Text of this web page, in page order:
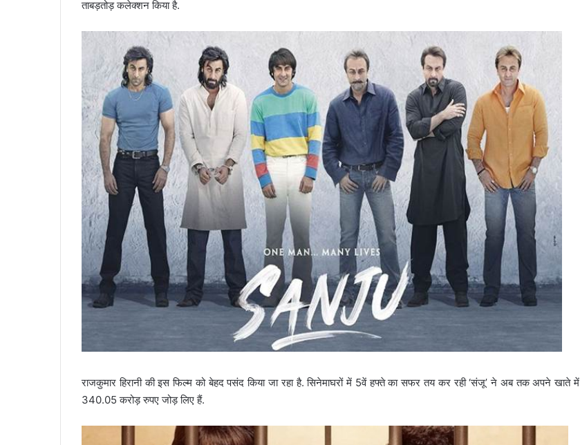
ताबड़तोड़ कलेक्शन किया है.
राजकुमार हिरानी की इस फिल्म को बेहद पसंद किया जा रहा है. सिनेमाघरों में 5वें हफ्ते का सफर तय कर रही ‘संजू’ ने अब तक अपने खाते में
340.05 करोड़ रुपए जोड़ लिए हैं.